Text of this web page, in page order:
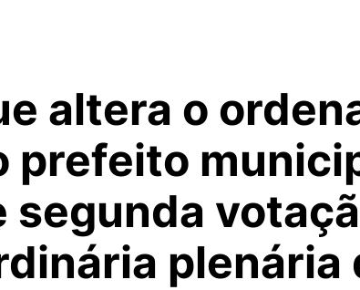
altera o
prefeito
segunda
plenária